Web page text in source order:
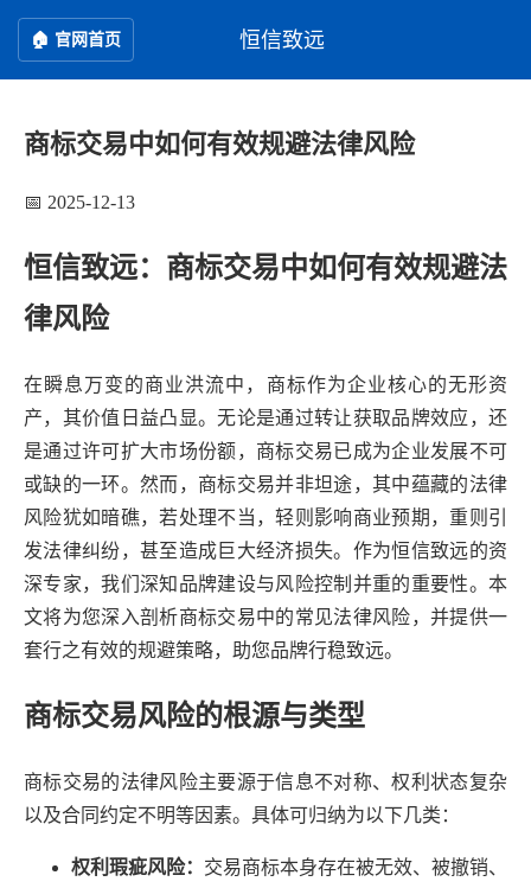
🏠 官网首页 恒信致远
商标交易中如何有效规避法律风险
📅 2025-12-13
恒信致远：商标交易中如何有效规避法
律风险
在瞬息万变的商业洪流中，商标作为企业核心的无形资
产，其价值日益凸显。无论是通过转让获取品牌效应，还
是通过许可扩大市场份额，商标交易已成为企业发展不可
或缺的一环。然而，商标交易并非坦途，其中蕴藏的法律
风险犹如暗礁，若处理不当，轻则影响商业预期，重则引
发法律纠纷，甚至造成巨大经济损失。作为恒信致远的资
深专家，我们深知品牌建设与风险控制并重的重要性。本
文将为您深入剖析商标交易中的常见法律风险，并提供一
套行之有效的规避策略，助您品牌行稳致远。
商标交易风险的根源与类型
商标交易的法律风险主要源于信息不对称、权利状态复杂
以及合同约定不明等因素。具体可归纳为以下几类：
权利瑕疵风险： 交易商标本身存在被无效、被撤销、